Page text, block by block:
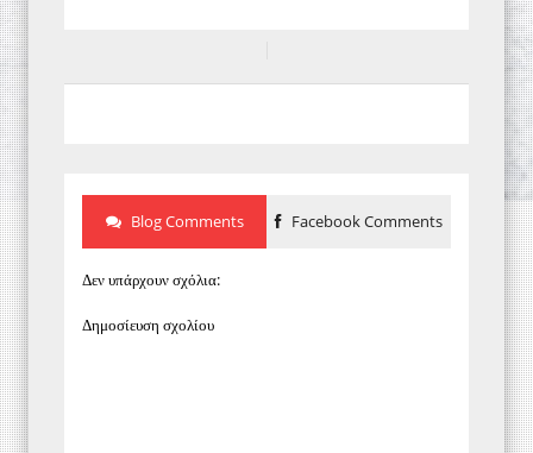
Blog Comments Facebook Comments
Δεν υπάρχουν σχόλια:
Δημοσίευση σχολίου